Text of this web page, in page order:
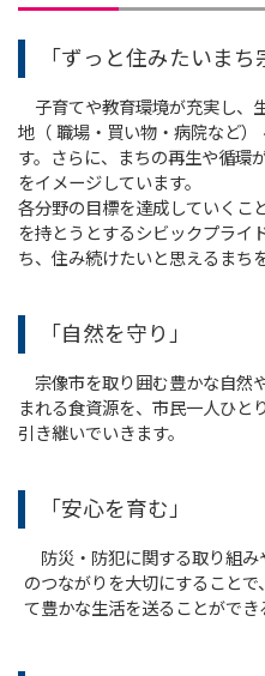
「ずっと住みたいまち
子育てや教育環境が充実し、
地（ 職場・買い物・病院など
す。さらに、まちの再生や循環
をイメージしています。
各分野の目標を達成していくこ
を持とうとするシビックプライ
ち、住み続けたいと思えるまち
「自然を守り」
宗像市を取り囲む豊かな自然
まれる食資源を、市民一人ひと
引き継いでいきます。
「安心を育む」
防災・防犯に関する取り組み
のつながりを大切にすること
て豊かな生活を送ることができ